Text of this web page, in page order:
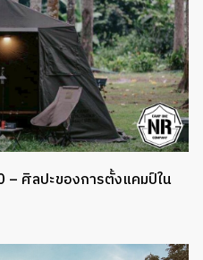
– ศิลปะของการตั้งแคมป์ใน